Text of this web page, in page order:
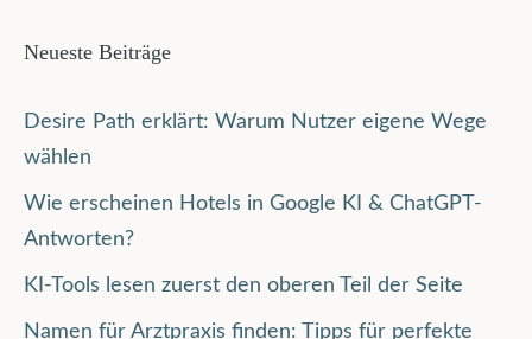
Neueste Beiträge
Desire Path erklärt: Warum Nutzer eigene Wege
wählen
Wie erscheinen Hotels in Google KI & ChatGPT-
Antworten?
KI-Tools lesen zuerst den oberen Teil der Seite
Namen für Arztpraxis finden: Tipps für perfekte